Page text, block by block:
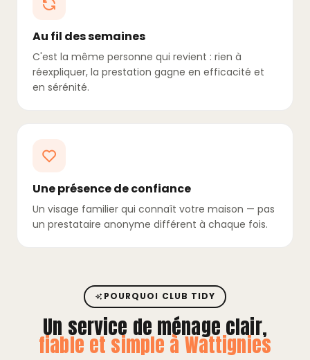
Au fil des semaines
C'est la même personne qui revient : rien à
réexpliquer, la prestation gagne en efficacité et
en sérénité.
Une présence de confiance
Un visage familier qui connaît votre maison — pas
un prestataire anonyme différent à chaque fois.
POURQUOI CLUB TIDY
Un service de ménage clair,
fiable et simple à Wattignies